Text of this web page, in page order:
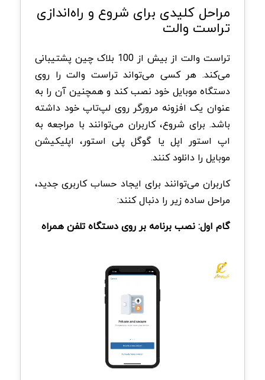
مراحل کلیدی برای شروع و راه‌اندازی
تراست والت
تراست والت از بیش از 100 بلاک‌ چین پشتیبانی
می‌کند. هر کسی می‌تواند تراست والت را روی
دستگاه موبایل خود نصب کند و همچنین آن را به
عنوان یک افزونه مرورگر روی لپ‌تاپ خود داشته
باشد. برای شروع، کاربران می‌توانند با مراجعه به
اپ استور اپل یا گوگل پلی استور، اپلیکیشن
موبایل را دانلود کنند.
کاربران می‌توانند برای ایجاد حساب کاربری جدید،
مراحل ساده زیر را دنبال کنند:
گام اول: نصب برنامه بر روی دستگاه تلفن همراه